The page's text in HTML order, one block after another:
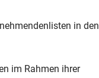
in den
im Rahmen ihrer